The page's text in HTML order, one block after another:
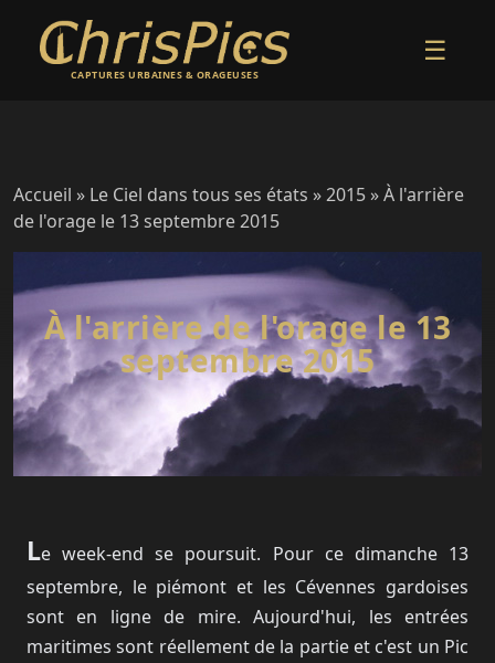
CAPTURES URBAINES & ORAGEUSES
☰
Accueil » Le Ciel dans tous ses états »2015 » À l'arrière
de l'orage le 13 septembre 2015
À l'arrière de l'orage le 13
septembre 2015
Le week-end se poursuit. Pour ce dimanche 13
septembre, le piémont et les Cévennes gardoises
sont en ligne de mire. Aujourd'hui, les entrées
maritimes sont réellement de la partie et c'est un Pic